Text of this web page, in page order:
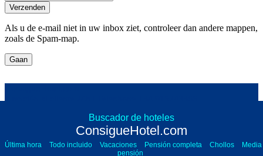
Verzenden
Als u de e-mail niet in uw inbox ziet, controleer dan andere mappen,
zoals de Spam-map.
Gaan
Terms and General Conditions
Privacy policy
Cookies policy
Buscador de hoteles
ConsigueHotel.com
Última hora Todo incluido Vacaciones Pensión completa Chollos
Media
pensión